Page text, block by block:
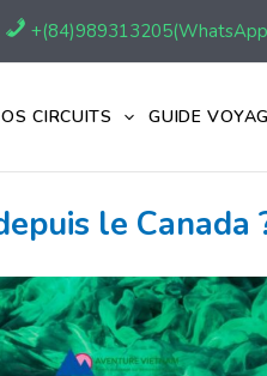
CIRCUITS GUIDE
le